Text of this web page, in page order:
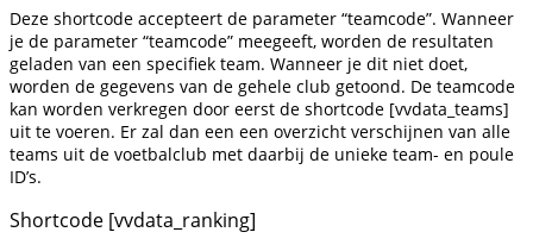
Deze shortcode accepteert de parameter “teamcode”. Wanneer
je de parameter “teamcode” meegeeft, worden de resultaten
geladen van een specifiek team. Wanneer je dit niet doet,
worden de gegevens van de gehele club getoond. De teamcode
kan worden verkregen door eerst de shortcode [vvdata_teams]
uit te voeren. Er zal dan een een overzicht verschijnen van alle
teams uit de voetbalclub met daarbij de unieke team- en poule
ID’s.
Shortcode [vvdata_ranking]